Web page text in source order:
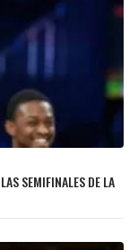
SEMIFINALES DE LA